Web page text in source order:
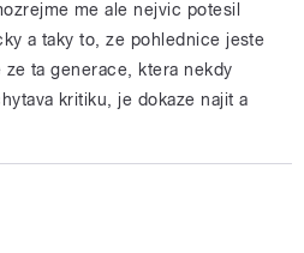
me ale nejvic potesil
a taky to, ze pohlednice jeste
ta generace, ktera nekdy
kritiku, je dokaze najit a